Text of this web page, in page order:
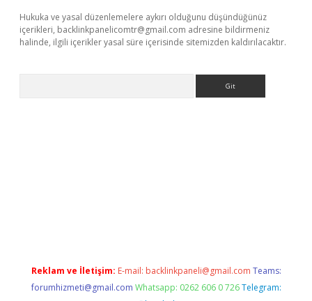
Hukuka ve yasal düzenlemelere aykırı olduğunu düşündüğünüz
içerikleri, backlinkpanelicomtr@gmail.com adresine bildirmeniz
halinde, ilgili içerikler yasal süre içerisinde sitemizden kaldırılacaktır.
Reklam ve İletişim: E-mail: backlinkpaneli@gmail.com Teams:
forumhizmeti@gmail.com Whatsapp: 0262 606 0 726 Telegram: